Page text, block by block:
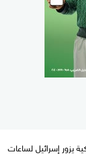
يزور إسرائيل لساعات